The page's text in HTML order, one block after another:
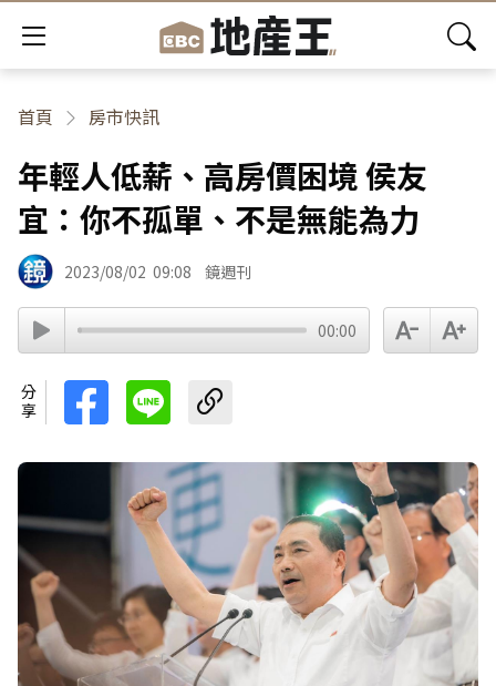
首頁 房市快訊
年輕人低薪、高房價困境 侯友
宜：你不孤單、不是無能為力
2023/08/02 09:08 鏡週刊
00:00
分享